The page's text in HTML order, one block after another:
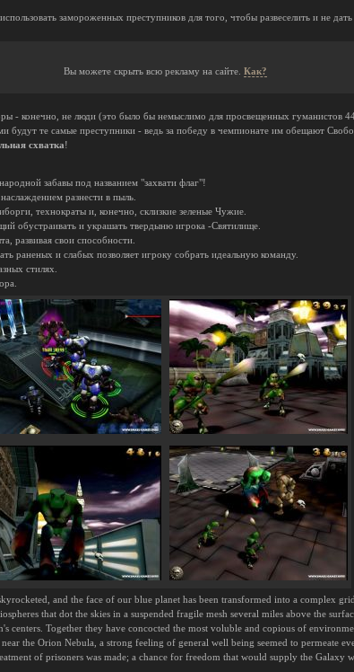
замороженных преступников для того, чтобы развеселить и не
Вы можете скрыть всю рекламу на сайте. Как?
- конечно, не люди (это было бы немыслимо для просвещенных гуманистов
будут те самые преступники - ведь за победу в чемпионате им обещают
схватка!
забавы под названием "захвати флаг"!
разнести в пыль.
технократы и, конечно, склизкие зеленые Чужие.
обустраивать и украшать твердыню игрока -Святилище.
развивая свои способности.
раненых и слабых позволяет игроку собрать идеальную команду.
стилях.
and the face of our blue planet has been transformed into a complex
that dot the skies in a suspended fragile mesh several miles above the
centers. Together they have concocted the most voluble and copious of
the Orion Nebula, a strong feeling of general well being seemed to permeate
of prisoners was made; a chance for freedom that would supply the